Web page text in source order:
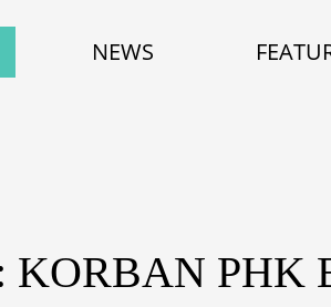
NEWS
KORBAN PHK